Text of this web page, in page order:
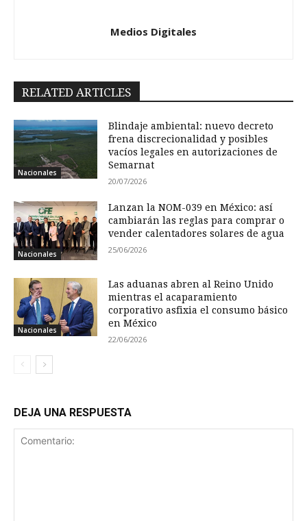
Medios Digitales
RELATED ARTICLES
Nacionales
Blindaje ambiental: nuevo decreto
frena discrecionalidad y posibles
vacíos legales en autorizaciones de
Semarnat
20/07/2026
Nacionales
Lanzan la NOM-039 en México: así
cambiarán las reglas para comprar o
vender calentadores solares de agua
25/06/2026
Nacionales
Las aduanas abren al Reino Unido
mientras el acaparamiento
corporativo asfixia el consumo básico
en México
22/06/2026
DEJA UNA RESPUESTA